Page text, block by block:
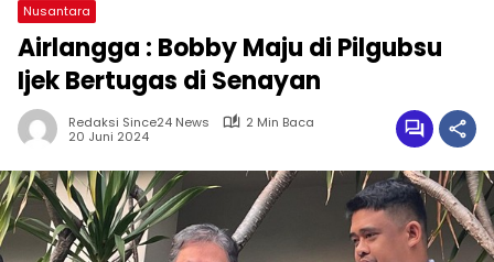
Nusantara
Airlangga : Bobby Maju di Pilgubsu
Ijek Bertugas di Senayan
Redaksi Since24 News
2 Min Baca
20 Juni 2024